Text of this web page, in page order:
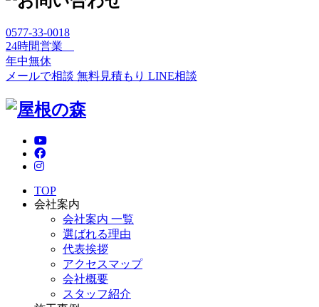
0577-33-0018
24時間営業
年中無休
メールで相談 無料見積もり LINE相談
TOP
会社案内
会社案内 一覧
選ばれる理由
代表挨拶
アクセスマップ
会社概要
スタッフ紹介